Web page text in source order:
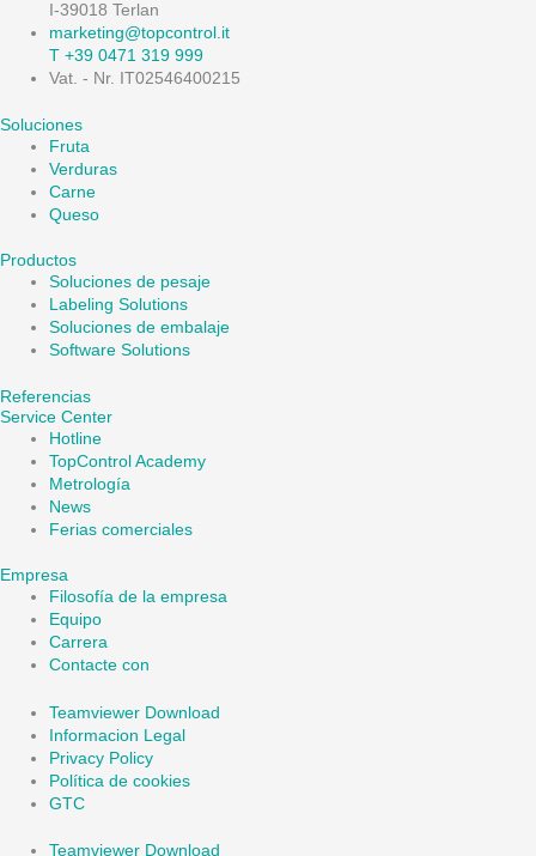
I-39018 Terlan
marketing@topcontrol.it
T +39 0471 319 999
Vat. - Nr. IT02546400215
Soluciones
Fruta
Verduras
Carne
Queso
Productos
Soluciones de pesaje
Labeling Solutions
Soluciones de embalaje
Software Solutions
Referencias
Service Center
Hotline
TopControl Academy
Metrología
News
Ferias comerciales
Empresa
Filosofía de la empresa
Equipo
Carrera
Contacte con
Teamviewer Download
Informacion Legal
Privacy Policy
Política de cookies
GTC
Teamviewer Download